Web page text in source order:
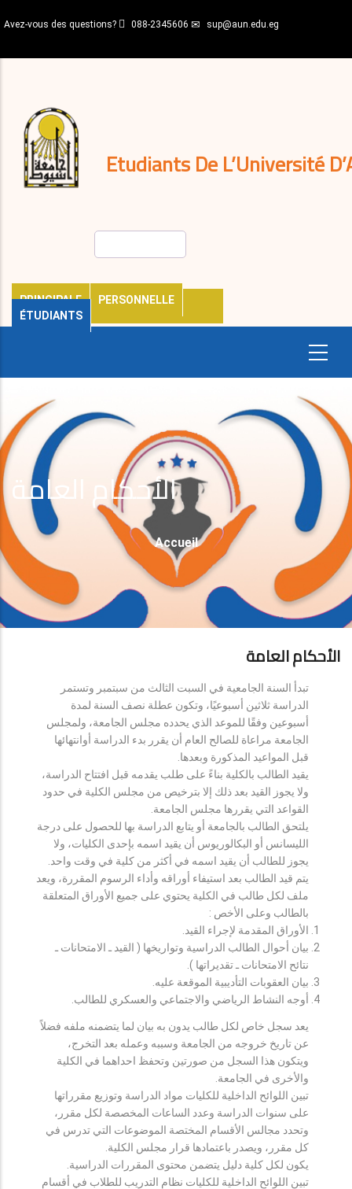
au
principal
Avez-vous des questions? 088-2345606 sup@aun.edu.eg
Etudiants De L’Université
PRINCIPALE
PERSONNELLE
ÉTUDIANTS
décisions
Expatriés
Journal
الأحكام العامة
Fil
D'Ariane
Accueil
الأحكام العامة
تبدأ السنة الجامعية في السبت الثالث من سبتمبر وتستمر
الدراسة ثلاثين أسبوعيًا، وتكون عطلة نصف السنة لمدة
أسبوعين وفقًا للموعد الذي يحدده مجلس الجامعة، ولمجلس
الجامعة مراعاة للصالح العام أن يقرر بدء الدراسة أوانتهائها
قبل المواعيد المذكورة وبعدها.
يقيد الطالب بالكلية بناءً على طلب يقدمه قبل افتتاح الدراسة،
ولا يجوز القيد بعد ذلك إلا بترخيص من مجلس الكلية في حدود
القواعد التي يقررها مجلس الجامعة.
يلتحق الطالب بالجامعة أو يتابع الدراسة بها للحصول على درجة
الليسانس أو البكالوريوس أن يقيد اسمه بإحدى الكليات، ولا
يجوز للطالب أن يقيد اسمه في أكثر من كلية في وقت واحد.
يتم قيد الطالب بعد استيفاء أوراقه وأداء الرسوم المقررة، ويعد
ملف لكل طالب في الكلية يحتوي على جميع الأوراق المتعلقة
بالطالب وعلى الأخص :
الأوراق المقدمة لإجراء القيد.
بيان أحوال الطالب الدراسية وتواريخها ( القيد ـ الامتحانات ـ
نتائح الامتحانات ـ تقديراتها ).
بيان العقوبات التأديبية الموقعة عليه.
أوجه النشاط الرياضي والاجتماعي والعسكري للطالب.
يعد سجل خاص لكل طالب يدون به بيان لما يتضمنه ملفه فضلاً
عن تاريخ خروجه من الجامعة وسببه وعمله بعد التخرج،
ويتكون هذا السجل من صورتين وتحفظ احداهما في الكلية
والأخرى في الجامعة.
تبين اللوائح الداخلية للكليات مواد الدراسة وتوزيع مقرراتها
على سنوات الدراسة وعدد الساعات المخصصة لكل مقرر،
وتحدد مجالس الأقسام المختصة الموضوعات التي تدرس في
كل مقرر، ويصدر باعتمادها قرار مجلس الكلية.
يكون لكل كلية دليل يتضمن محتوى المقررات الدراسية.
تبين اللوائح الداخلية للكليات نظام التدريب للطلاب في أقسام